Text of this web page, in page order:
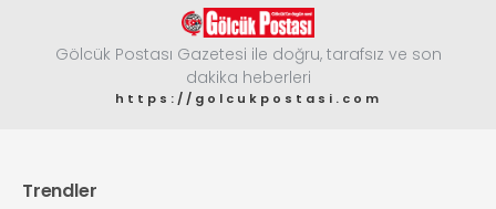
Gölcük Postası Gazetesi ile doğru, tarafsız ve son
dakika heberleri
https://golcukpostasi.com
Trendler